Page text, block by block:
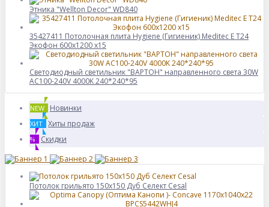
Этника "Wellton Decor" WD840
35427411 Потолочная плита Hygiene (Гигиеник) Meditec Е T24
Экофон 600x1200 x15
Светодиодный светильник "ВАРТОН" направленного света 30W
AC100-240V 4000K 240*240*95
NEW Новинки
ХИТ Хиты продаж
% Скидки
Потолок грильято 150x150 Дуб Селект Cesal